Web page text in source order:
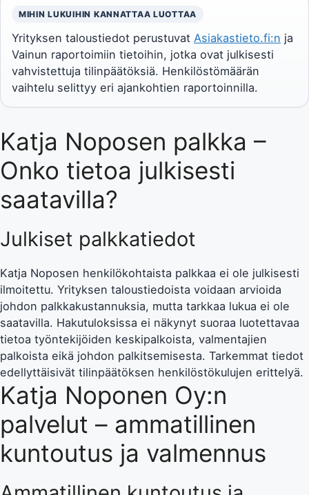
MIHIN LUKUIHIN KANNATTAA LUOTTAA
Yrityksen taloustiedot perustuvat Asiakastieto.fi:n ja
Vainun raportoimiin tietoihin, jotka ovat julkisesti
vahvistettuja tilinpäätöksiä. Henkilöstömäärän
vaihtelu selittyy eri ajankohtien raportoinnilla.
Katja Noposen palkka –
Onko tietoa julkisesti
saatavilla?
Julkiset palkkatiedot
Katja Noposen henkilökohtaista palkkaa ei ole julkisesti
ilmoitettu. Yrityksen taloustiedoista voidaan arvioida
johdon palkkakustannuksia, mutta tarkkaa lukua ei ole
saatavilla. Hakutuloksissa ei näkynyt suoraa luotettavaa
tietoa työntekijöiden keskipalkoista, valmentajien
palkoista eikä johdon palkitsemisesta. Tarkemmat tiedot
edellyttäisivät tilinpäätöksen henkilöstökulujen erittelyä.
Katja Noponen Oy:n
palvelut – ammatillinen
kuntoutus ja valmennus